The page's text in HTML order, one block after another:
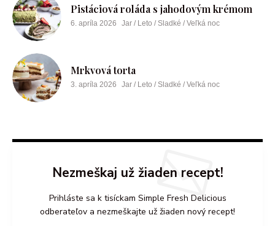
Pistáciová roláda s jahodovým krémom
6. apríla 2026 Jar / Leto / Sladké / Veľká noc
Mrkvová torta
3. apríla 2026 Jar / Leto / Sladké / Veľká noc
Nezmeškaj už žiaden recept!
Prihláste sa k tisíckam Simple Fresh Delicious
odberateľov a nezmeškajte už žiaden nový recept!